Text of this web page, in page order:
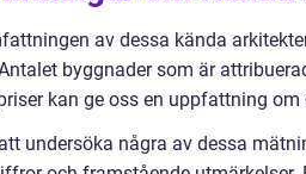
av dessa kända
byggnader som är
kan ge oss en uppfattning
undersöka några av dessa